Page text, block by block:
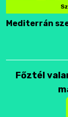
Mediterrán
Főztél